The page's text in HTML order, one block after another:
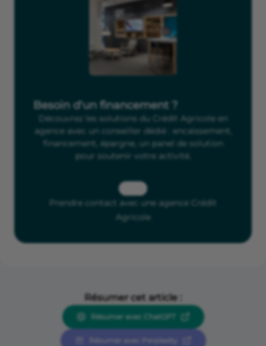
Besoin d'un financement ?
Découvrez les solutions du Crédit Agricole en
agence avec un conseiller dédié : encaissement,
financement, épargne, un panel de solution
pour soutenir votre activité.
Prendre contact avec une agence Crédit
Agricole
Résumer cet article :
Résumer avec ChatGPT
Résumer avec Perplexity